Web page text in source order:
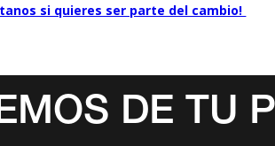
si quieres ser parte del cambio!
DE TU